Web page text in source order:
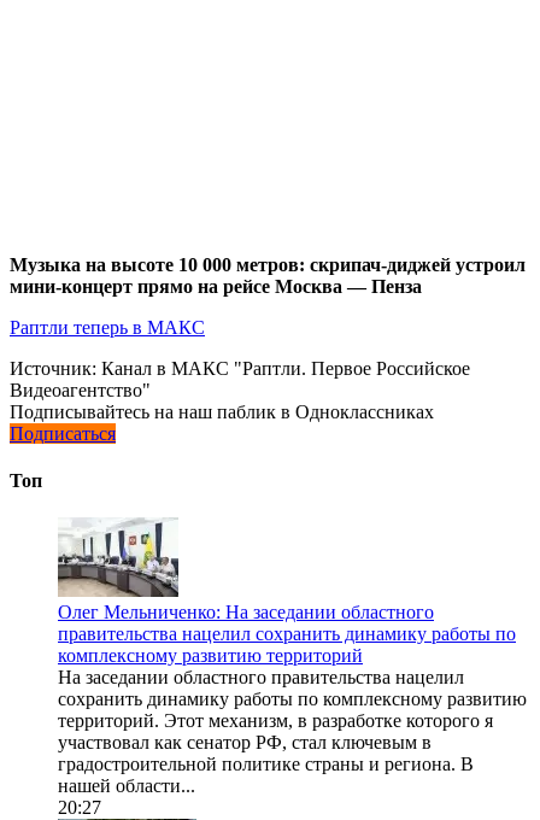
Музыка на высоте 10 000 метров: скрипач-диджей устроил
мини-концерт прямо на рейсе Москва — Пенза
Раптли теперь в МАКС
Источник: Канал в МАКС "Раптли. Первое Российское
Видеоагентство"
Подписывайтесь на наш паблик в Одноклассниках
Подписаться
Топ
Олег Мельниченко: На заседании областного
правительства нацелил сохранить динамику работы по
комплексному развитию территорий
На заседании областного правительства нацелил
сохранить динамику работы по комплексному развитию
территорий. Этот механизм, в разработке которого я
участвовал как сенатор РФ, стал ключевым в
градостроительной политике страны и региона. В
нашей области...
20:27